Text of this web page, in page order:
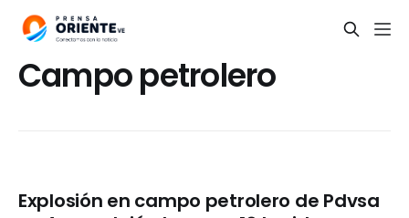
Campo petrolero
Explosión en campo petrolero de Pdvsa